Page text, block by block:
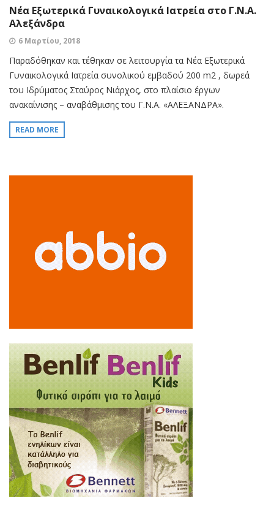
Νέα Εξωτερικά Γυναικολογικά Ιατρεία στο Γ.Ν.Α.
Αλεξάνδρα
6 Μαρτίου, 2018
Παραδόθηκαν και τέθηκαν σε λειτουργία τα Νέα Εξωτερικά
Γυναικολογικά Ιατρεία συνολικού εμβαδού 200 m2 , δωρεά
του Ιδρύματος Σταύρος Νιάρχος, στο πλαίσιο έργων
ανακαίνισης – αναβάθμισης του Γ.Ν.Α. «ΑΛΕΞΑΝΔΡΑ».
READ MORE